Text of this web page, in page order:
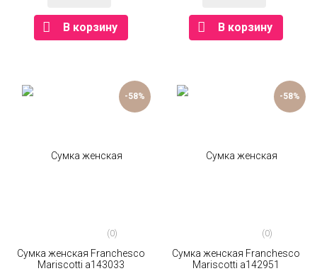
В корзину В корзину
-58%
(0)
Сумка женская Franchesco
Mariscotti а143033
-58%
(0)
Сумка женская Franchesco
Mariscotti а142951